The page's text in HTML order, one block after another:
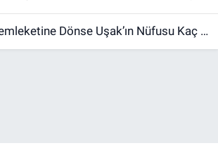
Dönse Uşak’ın Nüfusu Kaç Olurdu? Rakam Şaşırttı